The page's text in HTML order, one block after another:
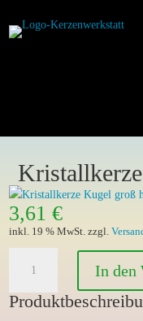
3,61€
inkl. 19 % MwSt. zzgl.
Kugel
groß
In den